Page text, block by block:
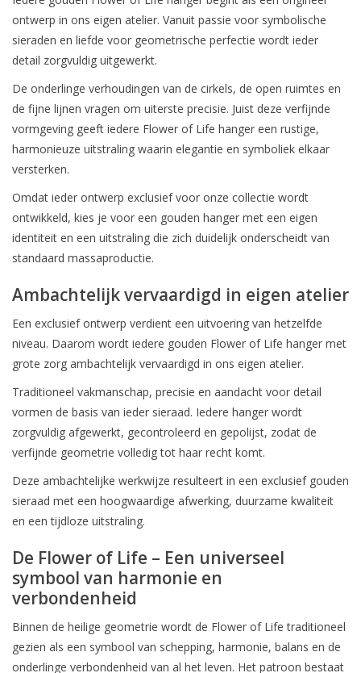
ontwerp in ons eigen atelier. Vanuit passie voor symbolische
sieraden en liefde voor geometrische perfectie wordt ieder
detail zorgvuldig uitgewerkt.
De onderlinge verhoudingen van de cirkels, de open ruimtes en
de fijne lijnen vragen om uiterste precisie. Juist deze verfijnde
vormgeving geeft iedere Flower of Life hanger een rustige,
harmonieuze uitstraling waarin elegantie en symboliek elkaar
versterken.
Omdat ieder ontwerp exclusief voor onze collectie wordt
ontwikkeld, kies je voor een gouden hanger met een eigen
identiteit en een uitstraling die zich duidelijk onderscheidt van
standaard massaproductie.
Ambachtelijk vervaardigd in eigen atelier
Een exclusief ontwerp verdient een uitvoering van hetzelfde
niveau. Daarom wordt iedere gouden Flower of Life hanger met
grote zorg ambachtelijk vervaardigd in ons eigen atelier.
Traditioneel vakmanschap, precisie en aandacht voor detail
vormen de basis van ieder sieraad. Iedere hanger wordt
zorgvuldig afgewerkt, gecontroleerd en gepolijst, zodat de
verfijnde geometrie volledig tot haar recht komt.
Deze ambachtelijke werkwijze resulteert in een exclusief gouden
sieraad met een hoogwaardige afwerking, duurzame kwaliteit
en een tijdloze uitstraling.
De Flower of Life – Een universeel
symbool van harmonie en
verbondenheid
Binnen de heilige geometrie wordt de Flower of Life traditioneel
gezien als een symbool van schepping, harmonie, balans en de
onderlinge verbondenheid van al het leven. Het patroon bestaat
De eerstvolgende
verzenddatum is woensdag 12
augustus
Ik ben afwezig t/m 10 augustus.
De vermelding: -verzending op iedere dinsdag-
vervalt tijdeijk.